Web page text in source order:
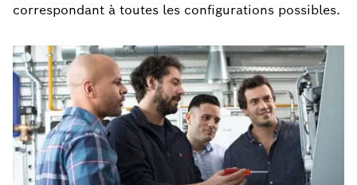
correspondant à toutes les configurations possibles.